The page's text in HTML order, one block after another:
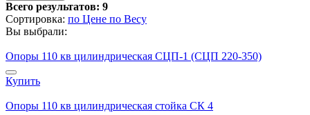
Всего результатов: 9
Сортировка: по Цене по Весу
Вы выбрали:
Опоры 110 кв цилиндрическая СЦП-1 (СЦП 220-350)
Купить
Опоры 110 кв цилиндрическая стойка СК 4